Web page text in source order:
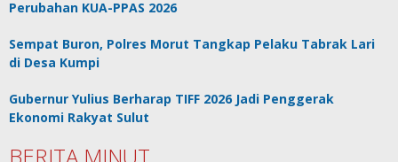
Perubahan KUA-PPAS 2026
Sempat Buron, Polres Morut Tangkap Pelaku Tabrak Lari
di Desa Kumpi
Gubernur Yulius Berharap TIFF 2026 Jadi Penggerak
Ekonomi Rakyat Sulut
BERITA MINUT